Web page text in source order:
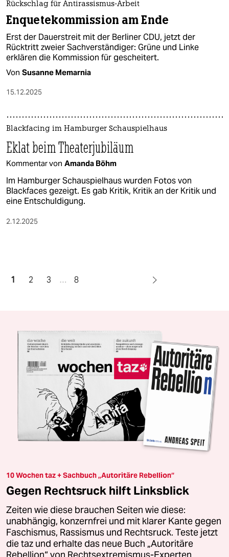
Rückschlag für Antirassismus-Arbeit
Enquetekommission am Ende
Erst der Dauerstreit mit der Berliner CDU, jetzt der
Rücktritt zweier Sachverständiger: Grüne und Linke
erklären die Kommission für gescheitert.
Von Susanne Memarnia
15.12.2025
Blackfacing im Hamburger Schauspielhaus
Eklat beim Theaterjubiläum
Kommentar von Amanda Böhm
Im Hamburger Schauspielhaus wurden Fotos von
Blackfaces gezeigt. Es gab Kritik, Kritik an der Kritik und
eine Entschuldigung.
2.12.2025
1 2 3 … 8
10 Wochen taz + Sachbuch „Autoritäre Rebellion“
Gegen Rechtsruck hilft Linksblick
Zeiten wie diese brauchen Seiten wie diese:
unabhängig, konzernfrei und mit klarer Kante gegen
Faschismus, Rassismus und Rechtsruck. Teste jetzt
die taz und erhalte das neue Buch „Autoritäre
Rebellion“ von Rechtsextremismus-Experten